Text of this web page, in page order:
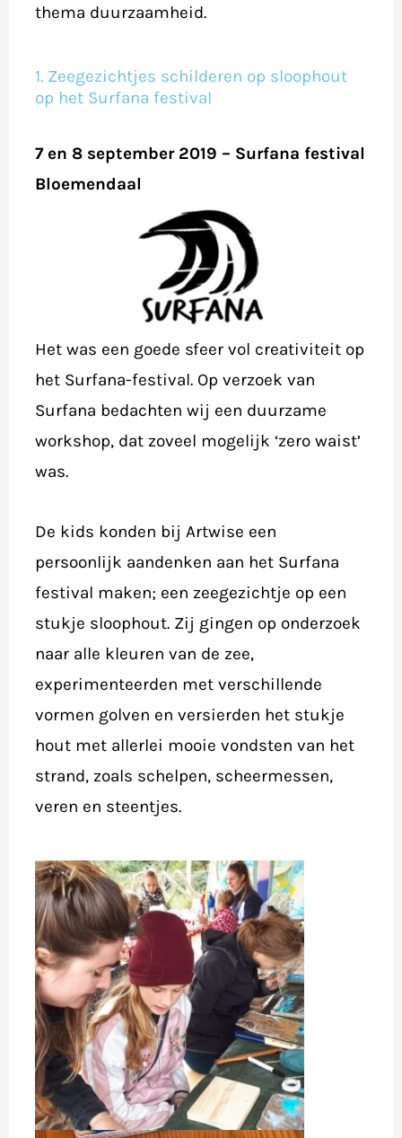
thema duurzaamheid.
1. Zeegezichtjes schilderen op sloophout
op het Surfana festival
7 en 8 september 2019 – Surfana festival
Bloemendaal
Het was een goede sfeer vol creativiteit op
het Surfana-festival. Op verzoek van
Surfana bedachten wij een duurzame
workshop, dat zoveel mogelijk ‘zero waist’
was.
​De kids konden bij Artwise een
persoonlijk aandenken aan het Surfana
festival maken; een zeegezichtje op een
stukje sloophout. Zij gingen op onderzoek
naar alle kleuren van de zee,
experimenteerden met verschillende
vormen golven en versierden het stukje
hout met allerlei mooie vondsten van het
strand, zoals schelpen, scheermessen,
veren en steentjes.